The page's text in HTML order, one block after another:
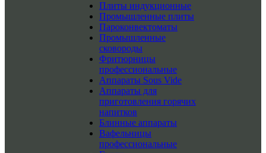
Плиты индукционные
Промышленные плиты
Пароконвектоматы
Промышленные
сковороды
Фритюрницы
профессиональные
Аппараты Sous Vide
Аппараты для
приготовления горячих
напитков
Блинные аппараты
Вафельницы
профессиональные